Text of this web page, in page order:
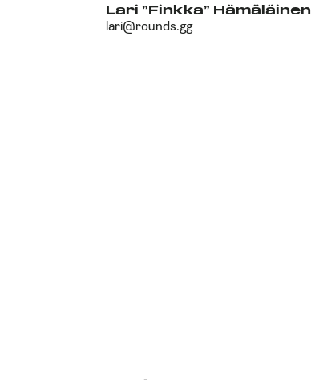
Lari ”Finkka” Hämäläinen
lari@rounds.gg